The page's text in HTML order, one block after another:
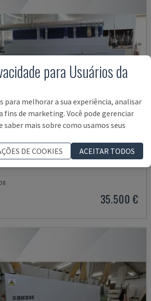
6/A20/S2
35.500 €
para Usuários da
para melhorar a sua experiência, analisar
fins de marketing. Você pode gerenciar
saber mais sobre como usamos seus
DE COOKIES
ACEITAR TODOS